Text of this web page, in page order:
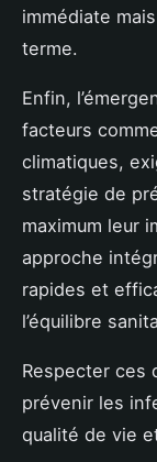
immédiate
terme.
Enfin,
facteurs
climatiques,
stratégie de
maximum leur
approche
rapides et
l’équilibre
Respecter ces
prévenir les
qualité de vie